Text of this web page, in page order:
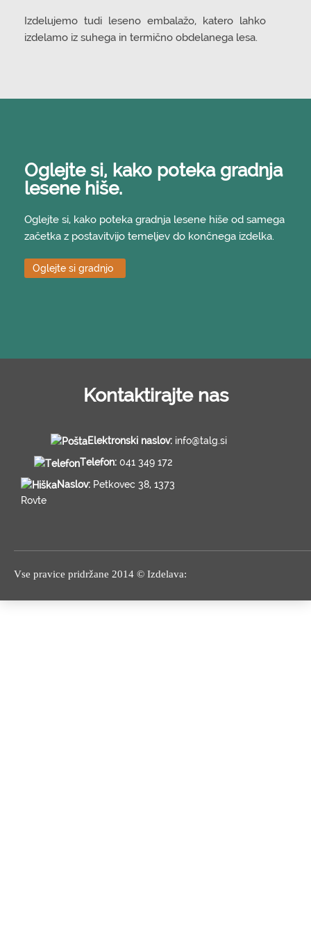
Izdelujemo tudi leseno embalažo, katero lahko
izdelamo iz suhega in termično obdelanega lesa.
Oglejte si, kako poteka gradnja
lesene hiše.
Oglejte si, kako poteka gradnja lesene hiše od samega
začetka z postavitvijo temeljev do končnega izdelka.
Oglejte si gradnjo
Kontaktirajte nas
Elektronski naslov: info@talg.si
Telefon: 041 349 172
Naslov: Petkovec 38, 1373
Rovte
Vse pravice pridržane 2014 © Izdelava: